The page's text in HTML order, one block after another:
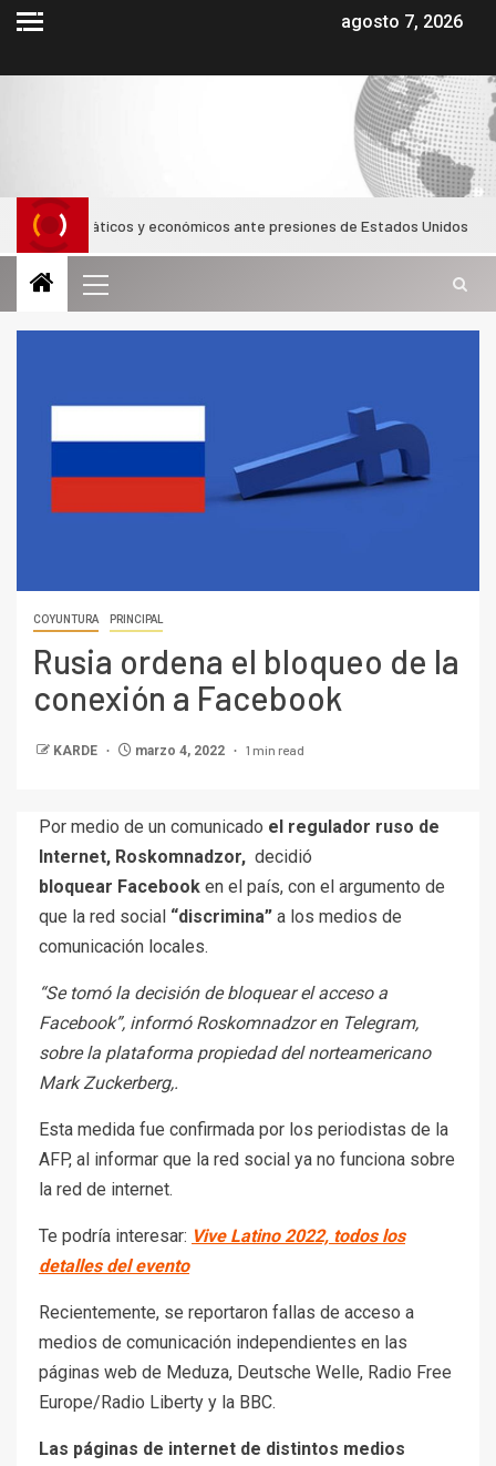
agosto 7, 2026
y económicos ante presiones de Estados Unidos
COYUNTURA PRINCIPAL
Rusia ordena el bloqueo de la
conexión a Facebook
KARDE marzo 4, 2022 1 min read
Por medio de un comunicado el regulador ruso de
Internet, Roskomnadzor, decidió
bloquear Facebook en el país, con el argumento de
que la red social “discrimina” a los medios de
comunicación locales.
“Se tomó la decisión de bloquear el acceso a
Facebook”, informó Roskomnadzor en Telegram,
sobre la plataforma propiedad del norteamericano
Mark Zuckerberg,.
Esta medida fue confirmada por los periodistas de la
AFP, al informar que la red social ya no funciona sobre
la red de internet.
Te podría interesar: Vive Latino 2022, todos los
detalles del evento
Recientemente, se reportaron fallas de acceso a
medios de comunicación independientes en las
páginas web de Meduza, Deutsche Welle, Radio Free
Europe/Radio Liberty y la BBC.
Las páginas de internet de distintos medios